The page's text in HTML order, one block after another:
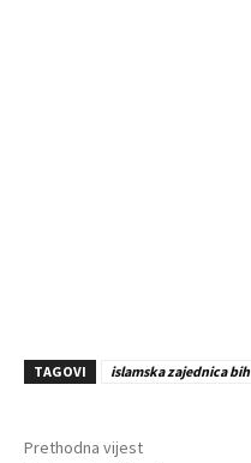
TAGOVI islamska zajednica bih
Prethodna vijest